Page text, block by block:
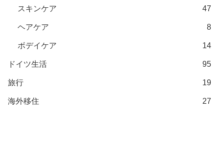
スキンケア 47
ヘアケア 8
ボデイケア 14
ドイツ生活 95
旅行 19
海外移住 27